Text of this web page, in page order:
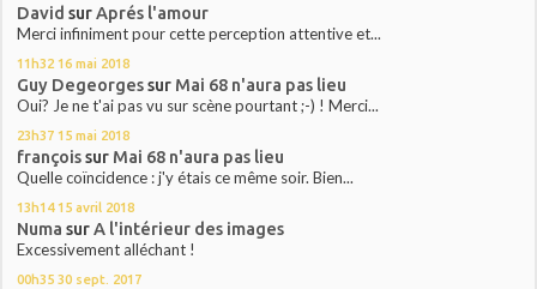
David surAprés l'amour
Merci infiniment pour cette perception attentive et...
11h32 16 mai 2018
Guy Degeorgessur Mai 68 n'aura pas lieu
Oui? Je ne t'ai pas vu sur scène pourtant ;-) ! Merci...
23h37 15 mai 2018
françoissur Mai 68 n'aura pas lieu
Quelle coïncidence : j'y étais ce même soir. Bien...
13h14 15 avril 2018
Numa surA l'intérieur des images
Excessivement alléchant !
00h35 30 sept. 2017